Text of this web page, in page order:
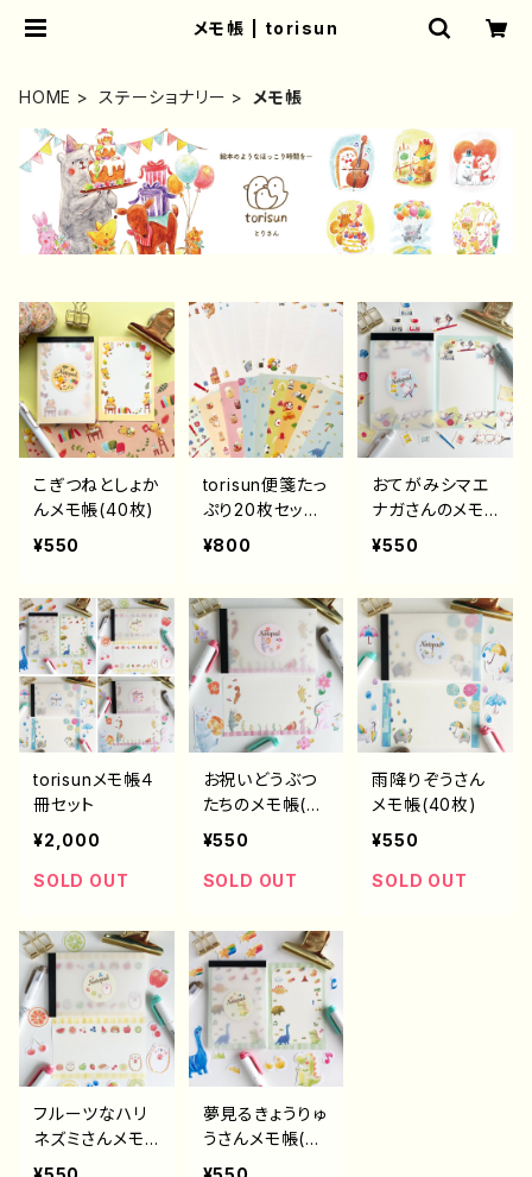
メモ帳 | torisun
HOME ステーショナリー メモ帳
こぎつねとしょか
んメモ帳(40枚)
¥550
torisun便箋たっ
ぷり20枚セット
（便箋のみ）
¥800
おてがみシマエ
ナガさんのメモ
帳(40枚)
¥550
torisunメモ帳４
冊セット
¥2,000
SOLD OUT
お祝いどうぶつ
たちのメモ帳(4
0枚)
¥550
SOLD OUT
雨降りぞうさん
メモ帳(40枚)
¥550
SOLD OUT
フルーツなハリ
ネズミさんメモ
帳(40枚)
夢見るきょうりゅ
うさんメモ帳(40
枚)